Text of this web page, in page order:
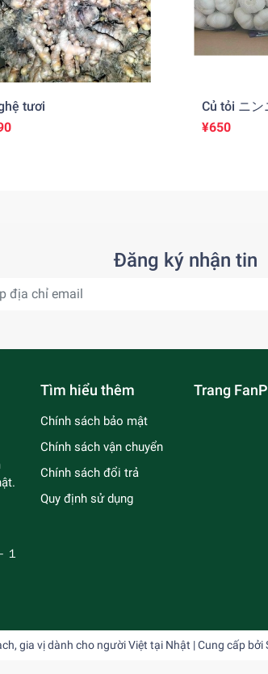
tươi
Củ tỏi ニ
¥650
Đăng ký nhận tin
１
Tìm hiểu thêm
Chính sách bảo mật
Chính sách vận chuyển
Chính sách đổi trả
Quy định sử dụng
Trang
gia vị dành cho người Việt tại Nhật | Cung cấp bởi